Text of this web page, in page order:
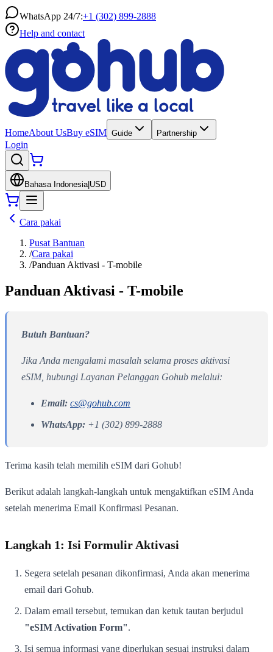
WhatsApp 24/7:+1 (302) 899-2888
Help and contact
HomeAbout UsBuy eSIM Guide Partnership
Login
Bahasa Indonesia| USD
Cara pakai
Pusat Bantuan
/Cara pakai
/Panduan Aktivasi - T-mobile
Panduan Aktivasi - T-mobile
Butuh Bantuan?
Jika Anda mengalami masalah selama proses aktivasi
eSIM, hubungi Layanan Pelanggan Gohub melalui:
Email: cs@gohub.com
WhatsApp: +1 (302) 899-2888
Terima kasih telah memilih eSIM dari Gohub!
Berikut adalah langkah-langkah untuk mengaktifkan eSIM Anda
setelah menerima Email Konfirmasi Pesanan.
Langkah 1: Isi Formulir Aktivasi
Segera setelah pesanan dikonfirmasi, Anda akan menerima
email dari Gohub.
Dalam email tersebut, temukan dan ketuk tautan berjudul
"eSIM Activation Form".
Isi semua informasi yang diperlukan sesuai instruksi dalam